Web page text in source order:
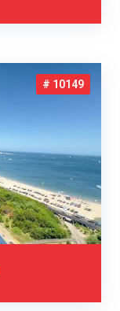
# 10149